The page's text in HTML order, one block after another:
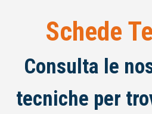
Schede
Consulta le
tecniche per